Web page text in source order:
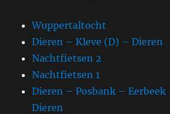
Wuppertaltocht
Dieren – Kleve (D) – Dieren
Nachtfietsen 2
Nachtfietsen 1
Dieren – Posbank –
Dieren